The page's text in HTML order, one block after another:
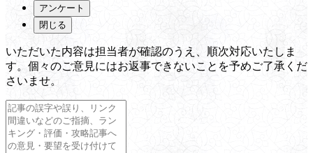
アンケート
閉じる
いただいた内容は担当者が確認のうえ、順次対応いたしま
す。個々のご意見にはお返事できないことを予めご了承くだ
さいませ。